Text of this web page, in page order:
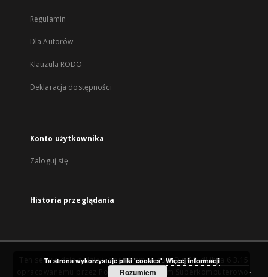
Regulamin
Dla Autorów
Klauzula RODO
Deklaracja dostępności
Konto użytkownika
Zaloguj się
Historia przeglądania
Ten serwis działa dzięki oprogramowaniuDInGO dLibra 6.3.15
Poznańskie Centrum Superkomputerowo-
Ta strona wykorzystuje pliki 'cookies'. Więcej informacji
Rozumiem